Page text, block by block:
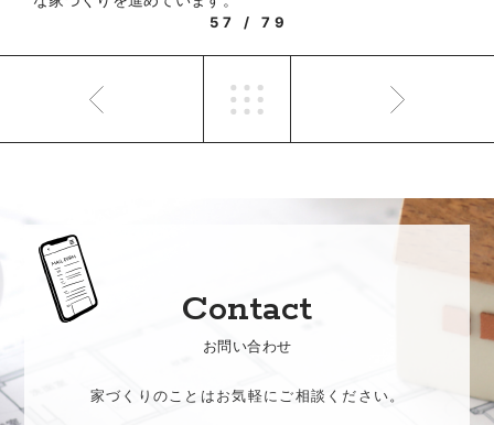
57 / 79
Contact
お問い合わせ
家づくりのことはお気軽にご相談ください。